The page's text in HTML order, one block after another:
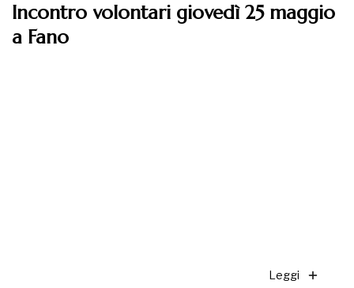
Incontro volontari giovedì 25 maggio
a Fano
Leggi